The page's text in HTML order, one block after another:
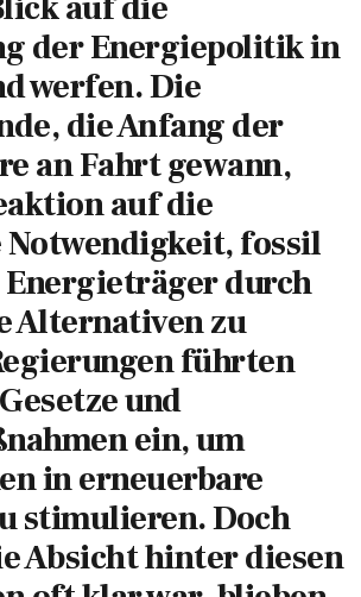
auf die
der Energiepolitik in
werfen. Die
die Anfang der
an Fahrt gewann,
auf die
Notwendigkeit, fossil
durch
Alternativen zu
führten
und
ein, um
in erneuerbare
stimulieren. Doch
Absicht hinter diesen